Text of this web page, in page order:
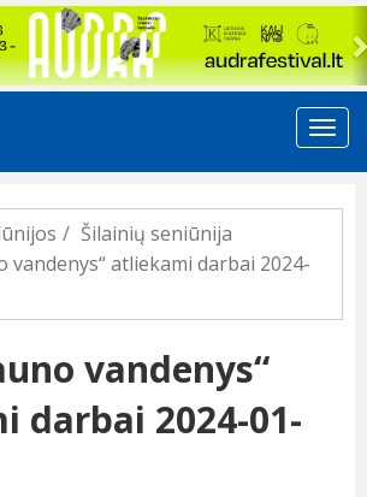
Šilainių seniūnija
vandenys“ atliekami darbai 2024-
vandenys“
darbai 2024-01-